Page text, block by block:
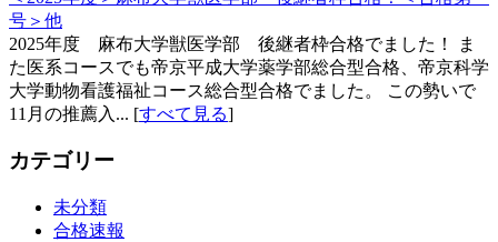
号＞他
2025年度 麻布大学獣医学部 後継者枠合格でました！ ま
た医系コースでも帝京平成大学薬学部総合型合格、帝京科学
大学動物看護福祉コース総合型合格でました。 この勢いで
11月の推薦入... [すべて見る]
カテゴリー
未分類
合格速報